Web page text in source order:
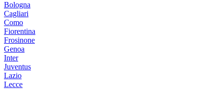
Bologna
Cagliari
Como
Fiorentina
Frosinone
Genoa
Inter
Juventus
Lazio
Lecce